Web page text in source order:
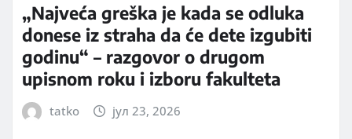
„Najveća greška je kada se odluka
donese iz straha da će dete izgubiti
godinu“ – razgovor o drugom
upisnom roku i izboru fakulteta
tatko јул 23, 2026